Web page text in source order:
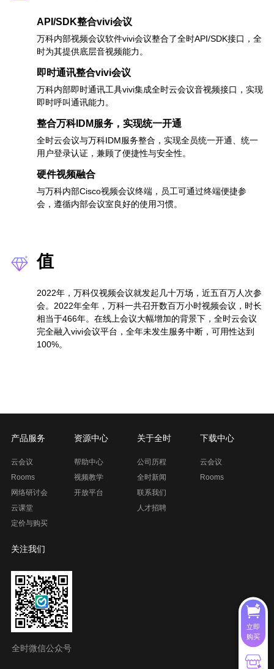
API/SDK整合vivi会议
万科内部视频会议软件vivi会议整合了全时API/SDK接口，全
时为其提供底层音视频能力。
即时通讯整合vivi会议
万科内部即时通讯工具vivi集成全时云会议音视频接口，实现
即时呼叫通讯能力。
整合万科IDM服务，实现统一开通
全时云会议与万科IDM服务整合，实现全员统一开通、统一
用户登录认证，兼顾了便捷性与安全性。
硬件视频融合
与万科内部Cisco视频会议终端，员工可通过终端便捷参
会，遵循内部会议室良好的使用习惯。
值
2022年，万科仅视频会议就发起几十万场，近五百万人次参
会。2022年全年，万科一共召开数百万小时视频会议，时长
相当于466年。在线上会议大幅增加的背景下，全时云会议
完全融入vivi会议平台，全年未发生服务中断，可用性达到
100%。
产品服务
云会议
Rooms
网络研讨会
云课堂
定价与购买
资源中心
帮助中心
视频教学
开放平台
关于全时
公司历程
全时新闻
联系我们
人才招聘
下载中心
云会议
Rooms
关注我们
全时微信公众号
立即
购买